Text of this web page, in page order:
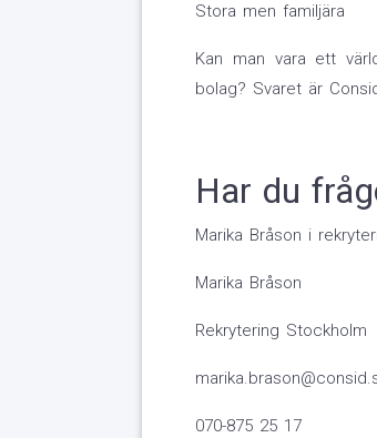
Stora men familjära
Kan man vara ett
bolag? Svaret är
Har du
Marika Bråson i
Marika Bråson
Rekrytering Stockholm
070-875 25 17